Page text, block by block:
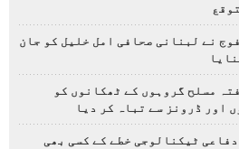
نے لبنانی صحافی امل خلیل کو جان
مسلح گروہوں کے ٹھکانوں کو
اور ڈرونز سے تباہ کر دیا
ٹیکنالوجی خطے کے کسی بھی